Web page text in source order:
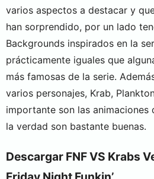
varios aspectos a destacar y
han sorprendido, por un lado
Backgrounds inspirados en la
prácticamente iguales que
más famosas de la serie.
varios personajes, Krab,
importante son las animaciones
la verdad son bastante buenas.
Descargar FNF VS Krabs